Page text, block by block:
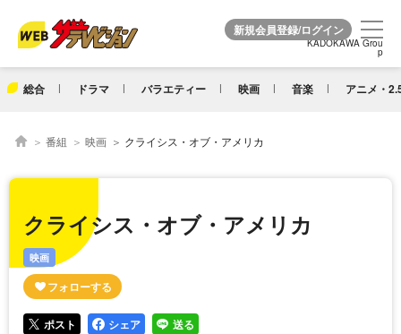
KADOKAWA Grou
p
総合 ドラマ バラエティー 映画 音楽 アニメ・
KADOKAWA Grou
p
番組 映画 クライシス・オブ・アメリカ
クライシス・オブ・アメリカ
映画
ポスト シェア 送る